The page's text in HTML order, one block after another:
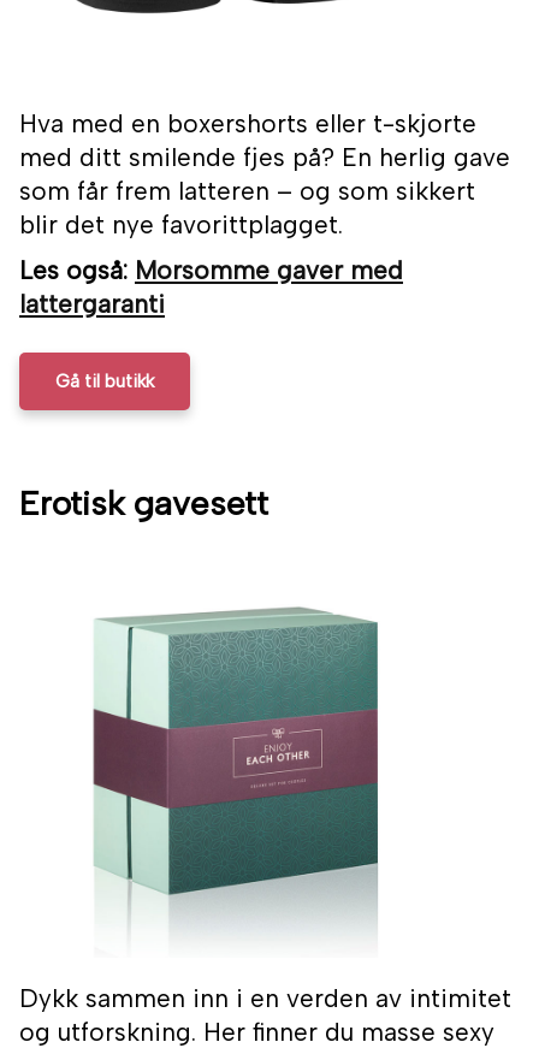
Hva med en boxershorts eller t-skjorte
med ditt smilende fjes på? En herlig gave
som får frem latteren – og som sikkert
blir det nye favorittplagget.
Les også: Morsomme gaver med
lattergaranti
Gå til butikk
Erotisk gavesett
Dykk sammen inn i en verden av intimitet
og utforskning. Her finner du masse sexy